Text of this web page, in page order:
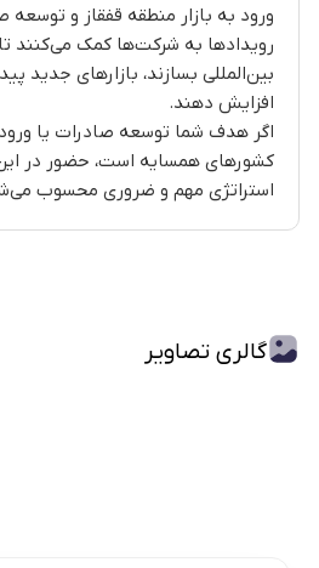
ورود به بازار منطقه قفقاز و توسعه
رویدادها به شرکت‌ها کمک می‌کنند تا
بین‌المللی بسازند، بازارهای جدید
افزایش دهند.
اگر هدف شما توسعه صادرات یا ورود به
کشورهای همسایه است، حضور در این
استراتژی مهم و ضروری محسوب
گالری تصاویر